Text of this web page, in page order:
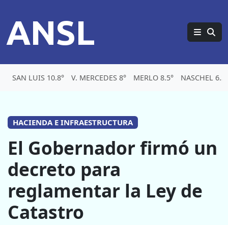
ANSL
SAN LUIS 10.8° V. MERCEDES 8° MERLO 8.5° NASCHEL 6.3°
HACIENDA E INFRAESTRUCTURA
El Gobernador firmó un
decreto para
reglamentar la Ley de
Catastro